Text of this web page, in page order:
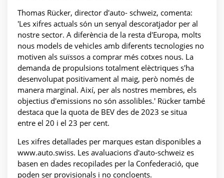
Thomas Rücker, director d'auto- schweiz, comenta:
'Les xifres actuals són un senyal descoratjador per al
nostre sector. A diferència de la resta d'Europa, molts
nous models de vehicles amb diferents tecnologies no
motiven als suïssos a comprar més cotxes nous. La
demanda de propulsions totalment elèctriques s'ha
desenvolupat positivament al maig, però només de
manera marginal. Així, per als nostres membres, els
objectius d'emissions no són assolibles.' Rücker també
destaca que la quota de BEV des de 2023 se situa
entre el 20 i el 23 per cent.
Les xifres detallades per marques estan disponibles a
www.auto.swiss. Les avaluacions d'auto-schweiz es
basen en dades recopilades per la Confederació, que
poden ser provisionals i no concloents.